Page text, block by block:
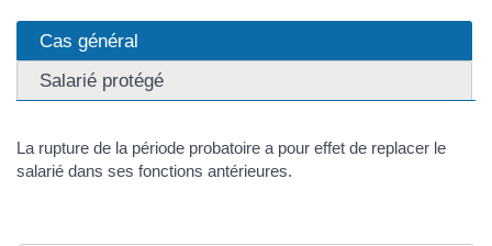
Cas général
Salarié protégé
La rupture de la période probatoire a pour effet de replacer le
salarié dans ses fonctions antérieures.